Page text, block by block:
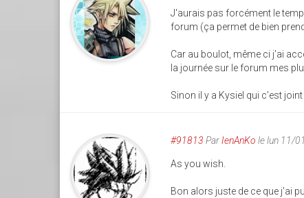
J'aurais pas forcément le
forum (ça permet de bien
Car au boulot, même ci j'ai
la journée sur le forum mes
Sinon il y a Kysiel qui c'est
#91813 ParIenAnKo le lun 11/
As you wish.
Bon alors juste de ce que j'ai